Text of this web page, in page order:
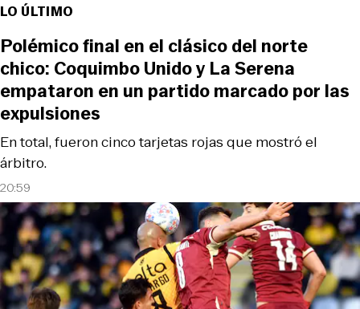
LO ÚLTIMO
20:59
En total, fueron cinco tarjetas rojas que mostró el
árbitro.
Polémico final en el clásico del norte
chico: Coquimbo Unido y La Serena
empataron en un partido marcado por las
expulsiones